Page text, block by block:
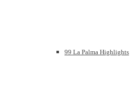
99 La Palma Highlights